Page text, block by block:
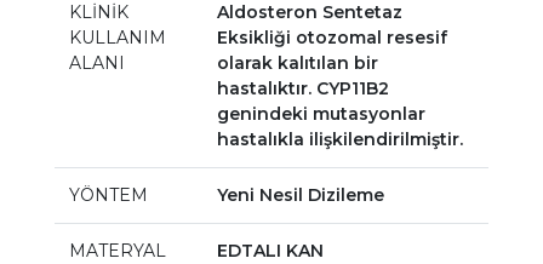
KLİNİK
KULLANIM
ALANI
Aldosteron Sentetaz
Eksikliği otozomal resesif
olarak kalıtılan bir
hastalıktır. CYP11B2
genindeki mutasyonlar
hastalıkla ilişkilendirilmiştir.
YÖNTEM Yeni Nesil Dizileme
MATERYAL
EDTALI KAN